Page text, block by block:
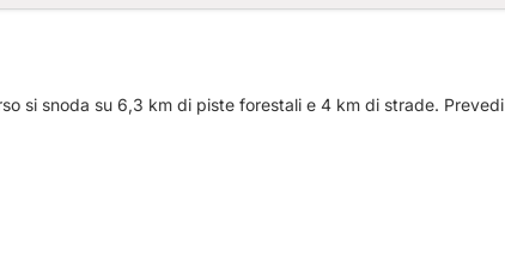
si snoda su 6,3 km di piste forestali e 4 km di strade. Prevedi